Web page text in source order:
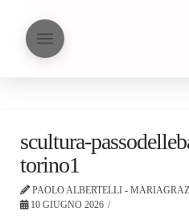
scultura-
torino1
PAOLO ALBERTELLI -
10 GIUGNO 2026